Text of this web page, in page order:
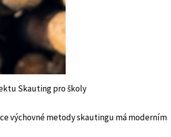
Skauting pro školy
výchovné metody skautingu má moderním